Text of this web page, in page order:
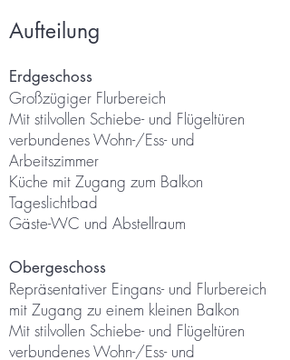
Aufteilung
Erdgeschoss
Großzügiger Flurbereich
Mit stilvollen Schiebe- und Flügeltüren
verbundenes Wohn-/Ess- und
Arbeitszimmer
Küche mit Zugang zum Balkon
Tageslichtbad
Gäste-WC und Abstellraum
Obergeschoss
Repräsentativer Eingans- und Flurbereich
mit Zugang zu einem kleinen Balkon
Mit stilvollen Schiebe- und Flügeltüren
verbundenes Wohn-/Ess- und